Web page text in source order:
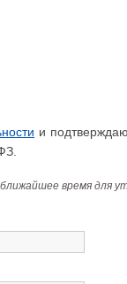
и
время для